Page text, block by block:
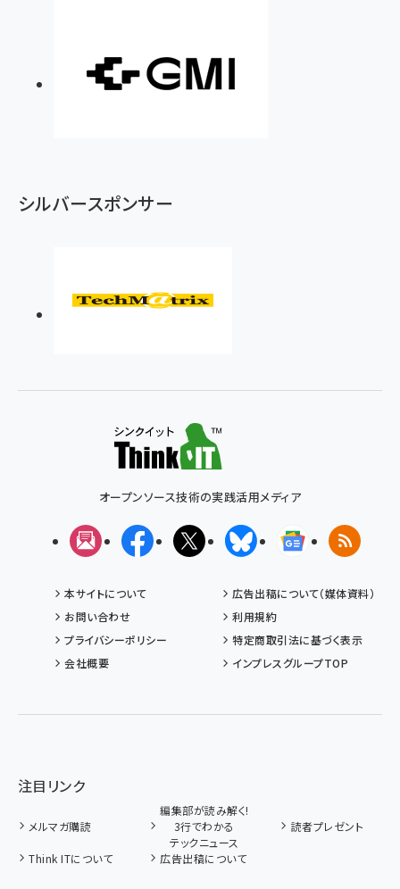
シルバースポンサー
オープンソース技術の実践活用メディア
メルマガFacebookX(エックス)BlueskyGoogleニュ
RSS
本サイトについて
広告出稿について（媒体資料）
お問い合わせ
利用規約
プライバシーポリシー
特定商取引法に基づく表示
会社概要
インプレスグループTOP
注目リンク
メルマガ購読
編集部が読み解く!
3行でわかる
テックニュース
読者プレゼント
Think ITについて 広告出稿について